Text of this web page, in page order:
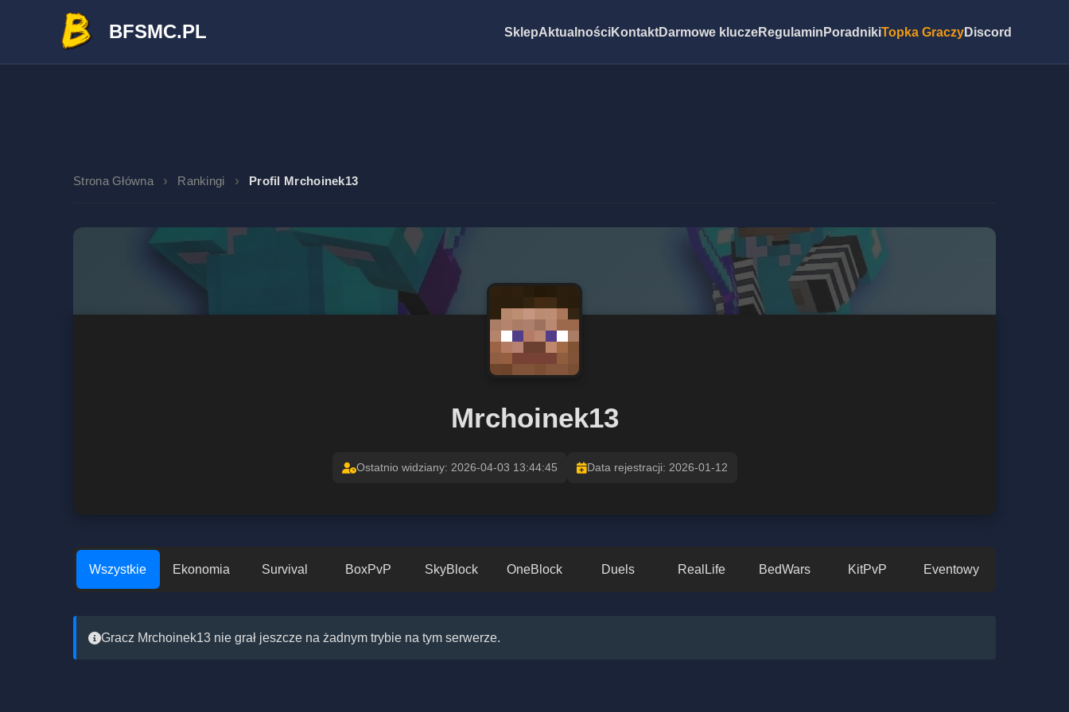
BFSMC.PL SklepAktualnościKontaktDarmowe kluczeRegulamin PoradnikiTopka GraczyDiscord
Strona Główna Rankingi Profil Mrchoinek13
Mrchoinek13
Ostatnio widziany: 2026-04-03 13:44:45 Data rejestracji: 2026-01-12
Wszystkie Ekonomia Survival BoxPvP SkyBlock OneBlock Duels RealLife BedWars KitPvP Eventowy
Gracz Mrchoinek13 nie grał jeszcze na żadnym trybie na tym serwerze.